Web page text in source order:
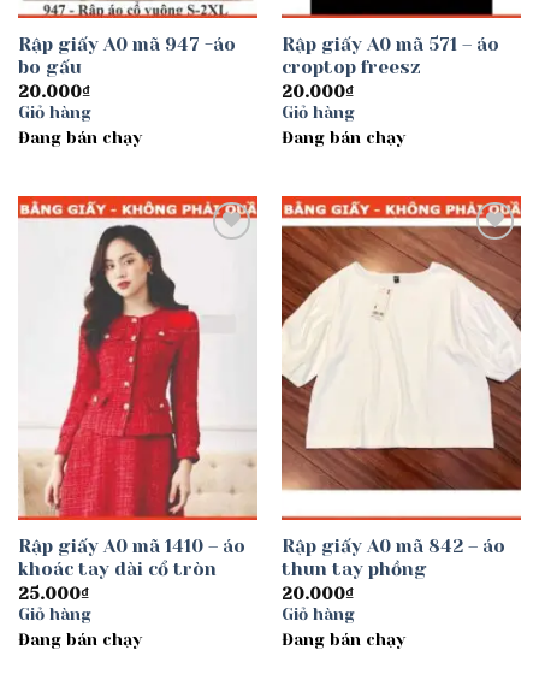
Rập giấy A0 mã 947 -áo
bo gấu
20.000₫
Giỏ hàng
Đang bán chạy
Rập giấy A0 mã 571 – áo
croptop freesz
20.000₫
Giỏ hàng
Đang bán chạy
Rập giấy A0 mã 1410 – áo
khoác tay dài cổ tròn
25.000₫
Giỏ hàng
Đang bán chạy
Add to
wishlist
Rập giấy A0 mã 842 – áo
thun tay phồng
20.000₫
Giỏ hàng
Đang bán chạy